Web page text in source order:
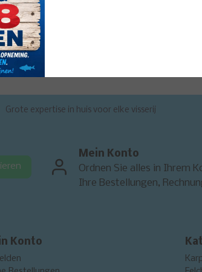
Stahlkern ausgestattet, um Big
Grote expertise in huis voor elke visserij
Mein Konto
Ordnen Sie alles in Ihrem
Ihre Bestellungen,
Konto